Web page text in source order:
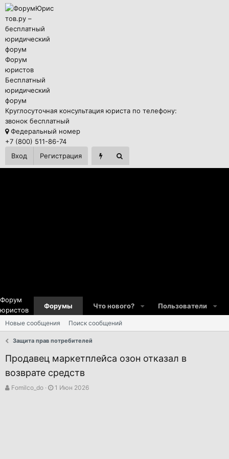
Форум
юристов
Бесплатный
юридический
форум
Круглосуточная консультация юриста по телефону:
звонок бесплатный
Федеральный номер
+7 (800) 511-86-74
Вход
Регистрация
Форум
юристов
Форумы Что нового? Пользователи
Новые сообщения Поиск сообщений
Защита прав потребителей
Продавец маркетплейса озон отказал в
возврате средств
А
Fomilco_do
Д1 Июн 2026